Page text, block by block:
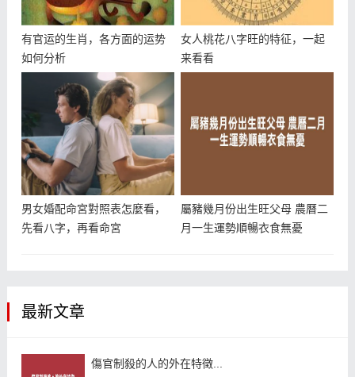
有官运的生肖，各方面的运势
如何分析
女人桃花八字旺的特征，一起
来看看
男女婚配命宮對照表怎麼看，
先看八字，再看命宮
屬豬幾月份出生旺父母 農曆二
月一生運勢順暢衣食無憂
最新文章
傷官制殺的人的外在特徵...